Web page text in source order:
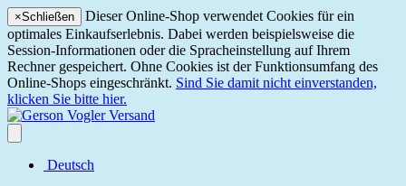
×Schließen
Dieser Online-Shop verwendet Cookies für ein
optimales Einkaufserlebnis. Dabei werden beispielsweise die
Session-Informationen oder die Spracheinstellung auf Ihrem
Rechner gespeichert. Ohne Cookies ist der Funktionsumfang des
Online-Shops eingeschränkt. Sind Sie damit nicht einverstanden,
klicken Sie bitte hier.
Deutsch